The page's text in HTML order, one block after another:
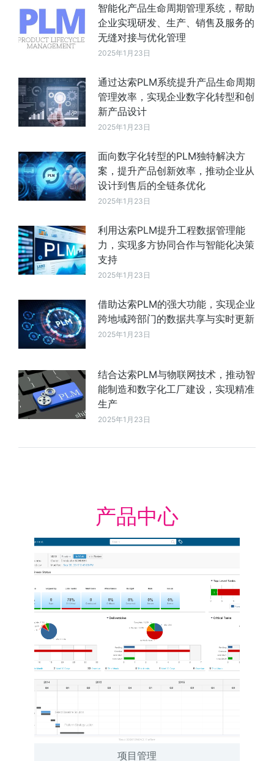
智能化产品生命周期管理系统，帮助
企业实现研发、生产、销售及服务的
无缝对接与优化管理
2025年1月23日
通过达索PLM系统提升产品生命周期
管理效率，实现企业数字化转型和创
新产品设计
2025年1月23日
面向数字化转型的PLM独特解决方
案，提升产品创新效率，推动企业从
设计到售后的全链条优化
2025年1月23日
利用达索PLM提升工程数据管理能
力，实现多方协同合作与智能化决策
支持
2025年1月23日
借助达索PLM的强大功能，实现企业
跨地域跨部门的数据共享与实时更新
2025年1月23日
结合达索PLM与物联网技术，推动智
能制造和数字化工厂建设，实现精准
生产
2025年1月23日
产品中心
项目管理